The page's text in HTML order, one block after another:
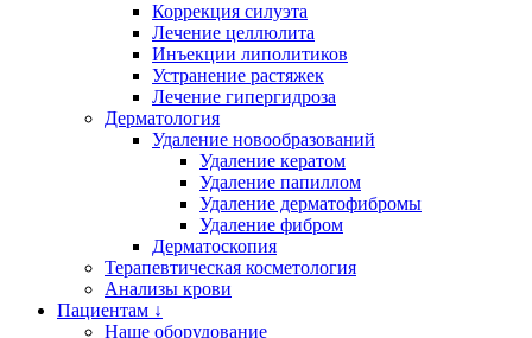
Коррекция силуэта
Лечение целлюлита
Инъекции липолитиков
Устранение растяжек
Лечение гипергидроза
Дерматология
Удаление новообразований
Удаление кератом
Удаление папиллом
Удаление дерматофибромы
Удаление фибром
Дерматоскопия
Терапевтическая косметология
Анализы крови
Пациентам ↓
Наше оборудование